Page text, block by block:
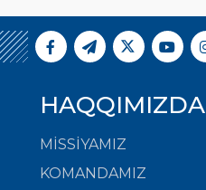
HAQQIMIZDA
MISSIYAMIZ
KOMANDAMIZ